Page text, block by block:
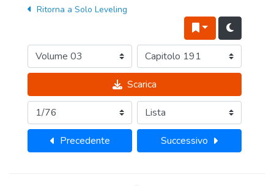
Ritorna a Solo Leveling
Scarica
Precedente Successivo